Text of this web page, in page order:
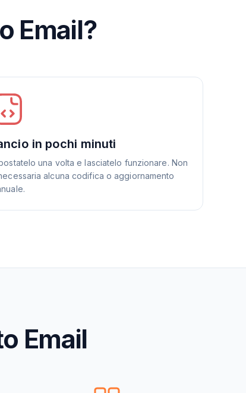
Email?
in pochi minuti
una volta e lasciatelo funzionare. Non
alcuna codifica o aggiornamento
Email